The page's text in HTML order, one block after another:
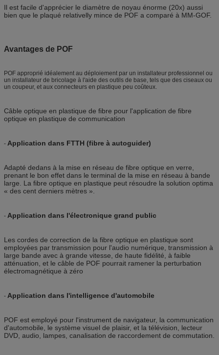
Il est facile d'apprécier le diamètre de noyau énorme (20x) aussi
bien que le plaqué relativelly mince de POF a comparé à MM-GOF.
Avantages de POF
POF approprié idéalement au déploiement par un installateur professionnel ou
un installateur de bricolage à l'aide des outils de base, tels que des ciseaux ou
un coupeur, et aux connecteurs en plastique peu coûteux.
Câble optique en plastique de fibre pour l'application de fibre
optique en plastique de communication
- Application dans FTTH (fibre à autoguider)
Adapté dedans à la mise en réseau de fibre optique en verre,
prenant le bon effet dans le terminal de la mise en réseau à bande
large. La fibre optique en plastique peut résoudre la solution optima
« des cent derniers mètres ».
- Application dans l'électronique grand public
Les cordes de correction de la fibre optique en plastique sont
employées par transmission pour l'audio numérique, transmission à
large bande avec à grande vitesse, de haute fidélité, à faible
atténuation, et le câble de POF pourrait ramener la perturbation
électromagnétique à zéro
- Application dans l'intelligence d'automobile
POF est employé pour l'instrument de navigateur, la communication
d'automobile, le système visuel de plaisir, et la télévision, lecteur
DVD, audio, lampes, canalisation de raccordement de commutation.